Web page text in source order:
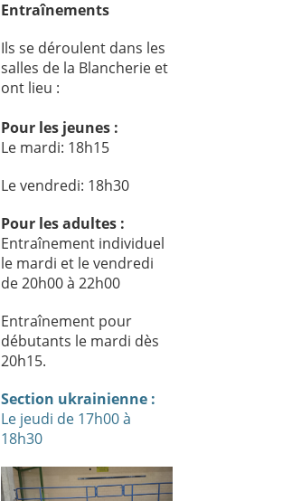
Entraînements
Ils se déroulent dans les
salles de la Blancherie et
ont lieu :
Pour les jeunes :
Le mardi: 18h15
Le vendredi: 18h30
Pour les adultes :
Entraînement individuel
le mardi et le vendredi
de 20h00 à 22h00
Entraînement pour
débutants le mardi dès
20h15.
Section ukrainienne :
Le jeudi de 17h00 à
18h30